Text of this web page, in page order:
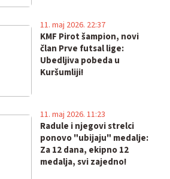
KMF Pirot šampion, novi
član Prve futsal lige:
Ubedljiva pobeda u
Kuršumliji!
11. maj 2026. 22:37
Radule i njegovi strelci
ponovo "ubijaju" medalje:
Za 12 dana, ekipno 12
medalja, svi zajedno!
11. maj 2026. 11:23